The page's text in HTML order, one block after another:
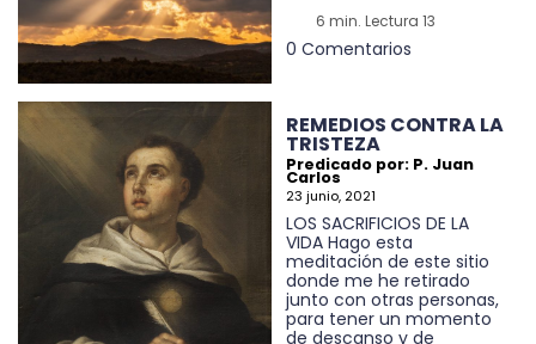
6 min. Lectura 13
0 Comentarios
REMEDIOS CONTRA LA
TRISTEZA
Predicado por: P. Juan
Carlos
23 junio, 2021
LOS SACRIFICIOS DE LA
VIDA Hago esta
meditación de este sitio
donde me he retirado
junto con otras personas,
para tener un momento
de descanso y de